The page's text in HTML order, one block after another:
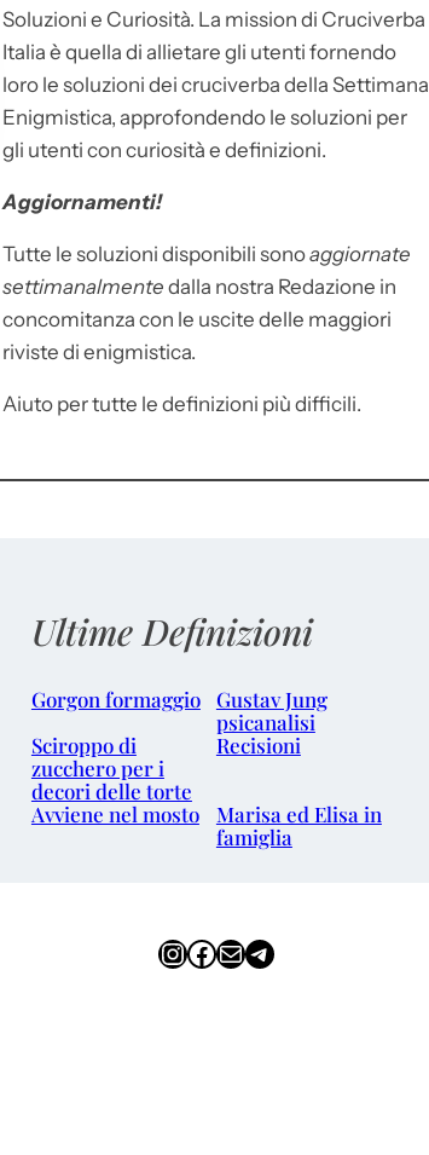
Soluzioni e Curiosità. La mission di Cruciverba
Italia è quella di allietare gli utenti fornendo
loro le soluzioni dei cruciverba della Settimana
Enigmistica, approfondendo le soluzioni per
gli utenti con curiosità e definizioni.
Aggiornamenti!
Tutte le soluzioni disponibili sonoaggiornate
settimanalmente dalla nostra Redazione in
concomitanza con le uscite delle maggiori
riviste di enigmistica.
Aiuto per tutte le definizioni più difficili.
Ultime Definizioni
Gorgon formaggio Gustav Jung
psicanalisi
Sciroppo di
zucchero per i
decori delle torte
Recisioni
Avviene nel mosto
Marisa ed Elisa in
famiglia
InstagramFacebook Email Telegram